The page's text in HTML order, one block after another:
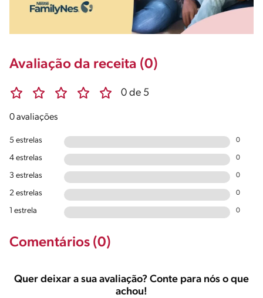
Avaliação da receita (0)
0 de 5
0 avaliações
5 estrelas 0
4 estrelas 0
3 estrelas 0
2 estrelas 0
1 estrela 0
Comentários (0)
Quer deixar a sua avaliação? Conte para nós o que
achou!